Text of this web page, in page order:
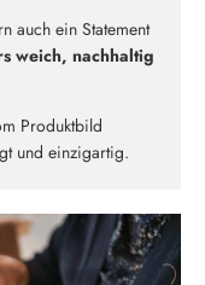
auch ein Statement
weich, nachhaltig
Produktbild
und einzigartig.